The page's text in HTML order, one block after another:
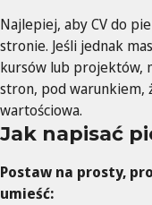
Najlepiej, aby CV do
stronie. Jeśli jednak
kursów lub projektów,
stron, pod warunkiem,
wartościowa.
Jak napisać
Postaw na prosty,
umieść: